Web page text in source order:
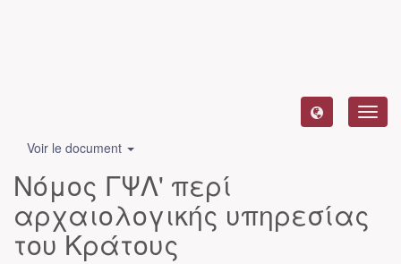
Voir le document
Νόμος ΓΨΛ' περί
αρχαιολογικής υπηρεσίας
του Κράτους